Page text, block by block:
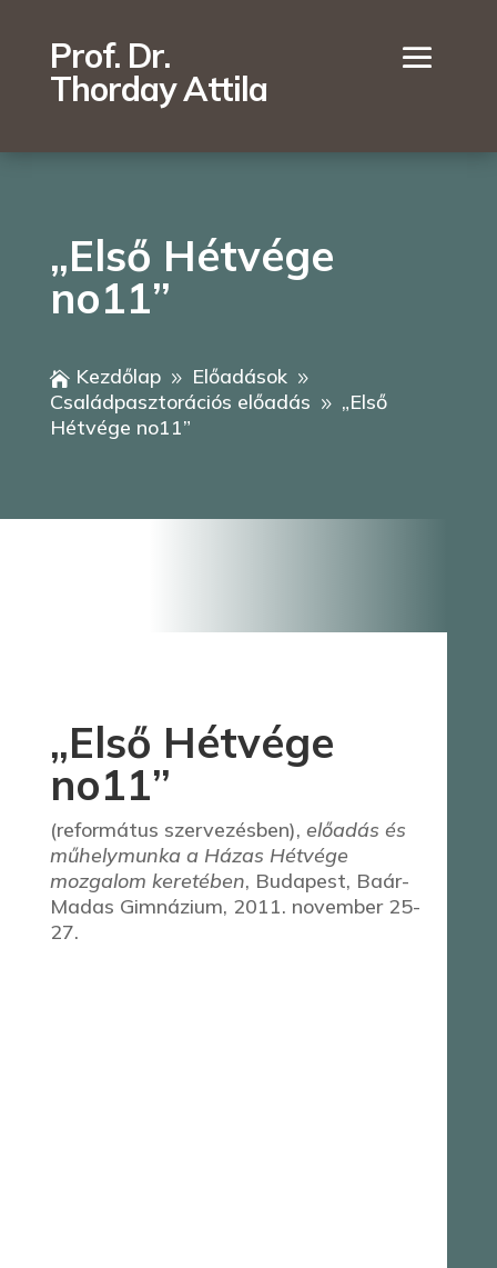
Prof. Dr.
Thorday Attila
„Első Hétvége
no11”
 Kezdőlap 9 Előadások 9
Családpasztorációs előadás 9 „Első
Hétvége no11”
„Első Hétvége
no11”
(református szervezésben), előadás és
műhelymunka a Házas Hétvége
mozgalom keretében, Budapest, Baár-
Madas Gimnázium, 2011. november 25-
27.